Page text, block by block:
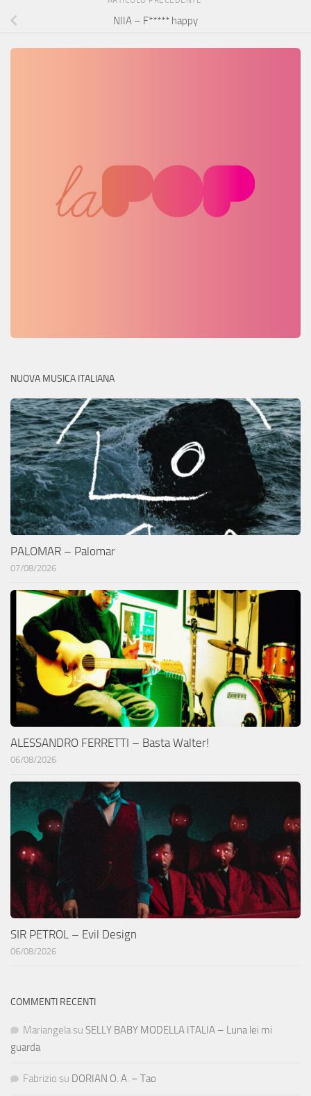
NIIA – F***** happy
NUOVA MUSICA ITALIANA
PALOMAR – Palomar
07/08/2026
ALESSANDRO FERRETTI – Basta Walter!
06/08/2026
SIR PETROL – Evil Design
06/08/2026
COMMENTI RECENTI
Mariangela su SELLY BABY MODELLA ITALIA – Luna lei mi
guarda
Fabrizio su DORIAN O. A. – Tao